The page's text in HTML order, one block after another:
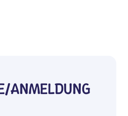
ANMELDUNG